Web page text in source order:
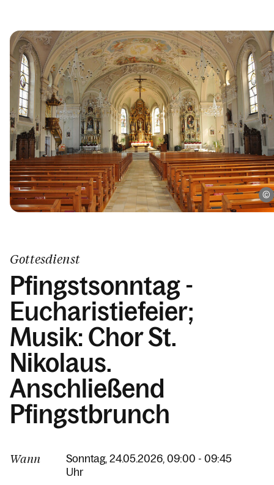
Gottesdienst
Pfingstsonntag -
Eucharistiefeier;
Musik: Chor St.
Nikolaus.
Anschließend
Pfingstbrunch
Wann
Sonntag, 24.05.2026, 09:00 - 09:45
Uhr